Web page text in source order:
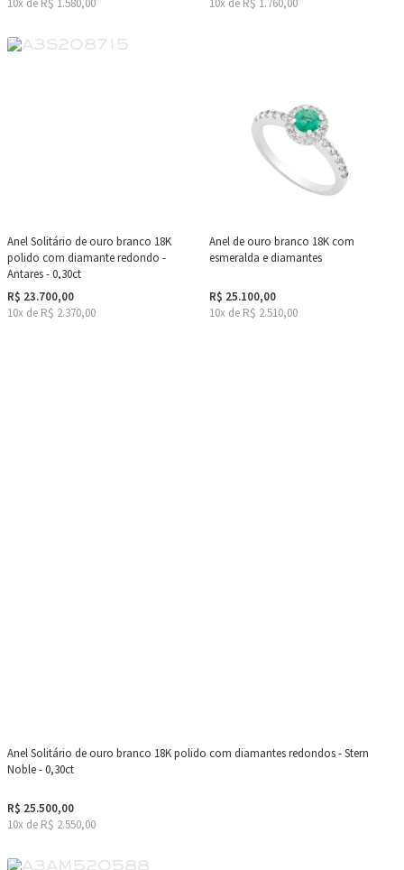
10x de R$ 1.580,00 10x de R$ 1.760,00
Anel Solitário de ouro branco 18K
polido com diamante redondo -
Antares - 0,30ct
R$ 23.700,00
10x de R$ 2.370,00
Anel de ouro branco 18K com
esmeralda e diamantes
R$ 25.100,00
10x de R$ 2.510,00
Anel Solitário de ouro branco 18K polido com diamantes redondos - Stern
Noble - 0,30ct
R$ 25.500,00
10x de R$ 2.550,00